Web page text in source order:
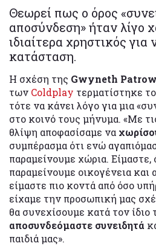
Θεωρεί πως ο όρος
αποσύνδεση» ήταν λίγο
ιδιαίτερα χρηστικός
κατάσταση.
Η σχέση της Gwyneth Patrow
των Coldplay τερματίστηκε
τότε να κάνει λόγο για μια
στο κοινό τους μήνυμα. «Με
θλίψη αποφασίσαμε να
συμπέρασμα ότι ενώ
παραμείνουμε χώρια. Είμαστε,
παραμείνουμε οικογένεια και
είμαστε πιο κοντά από όσο
είχαμε την προσωπική μας
θα συνεχίσουμε κατά τον ίδιο
αποσυνδεόμαστε συνειδητά
παιδιά μας».